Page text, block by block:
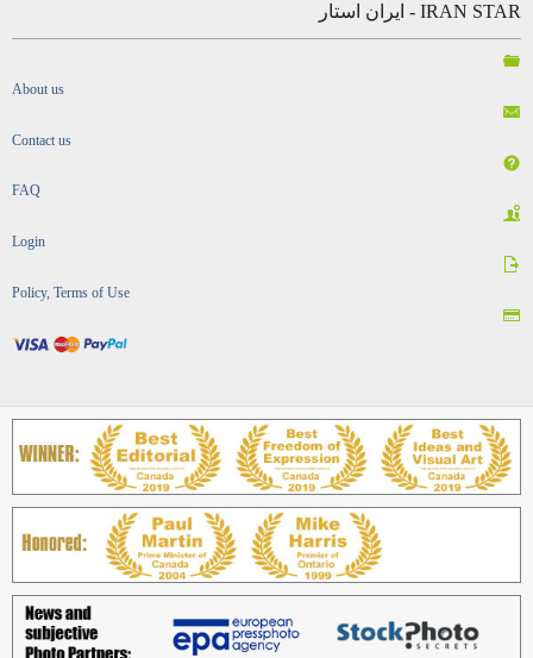
IRAN STAR - ایران استار
About us
Contact us
FAQ
Login
Policy, Terms of Use